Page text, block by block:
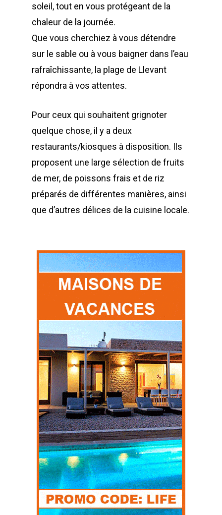
soleil, tout en vous protégeant de la
chaleur de la journée.
Que vous cherchiez à vous détendre
sur le sable ou à vous baigner dans l’eau
rafraîchissante, la plage de Llevant
répondra à vos attentes.
Pour ceux qui souhaitent grignoter
quelque chose, il y a deux
restaurants/kiosques à disposition. Ils
proposent une large sélection de fruits
de mer, de poissons frais et de riz
préparés de différentes manières, ainsi
que d’autres délices de la cuisine locale.